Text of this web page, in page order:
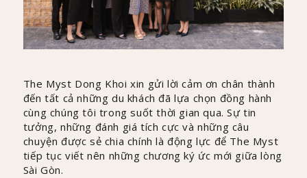
The Myst Dong Khoi xin gửi lời cảm ơn chân thành
đến tất cả những du khách đã lựa chọn đồng hành
cùng chúng tôi trong suốt thời gian qua. Sự tin
tưởng, những đánh giá tích cực và những câu
chuyện được sẻ chia chính là động lực để The Myst
tiếp tục viết nên những chương ký ức mới giữa lòng
Sài Gòn.